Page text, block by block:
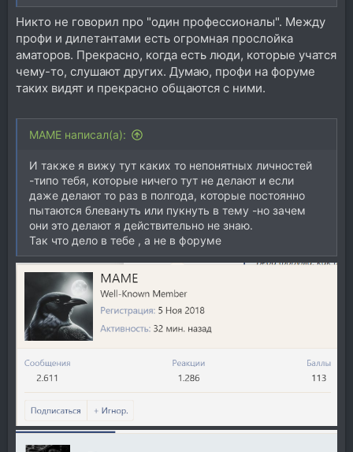
Никто не говорил про "один профессионалы". Между
профи и дилетантами есть огромная прослойка
аматоров. Прекрасно, когда есть люди, которые учатся
чему-то, слушают других. Думаю, профи на форуме
таких видят и прекрасно общаются с ними.
MAME написал(а):
И также я вижу тут каких то непонятных личностей
-типо тебя, которые ничего тут не делают и если
даже делают то раз в полгода, которые постоянно
пытаются блевануть или пукнуть в тему -но зачем
они это делают я действительно не знаю.
Так что дело в тебе , а не в форуме